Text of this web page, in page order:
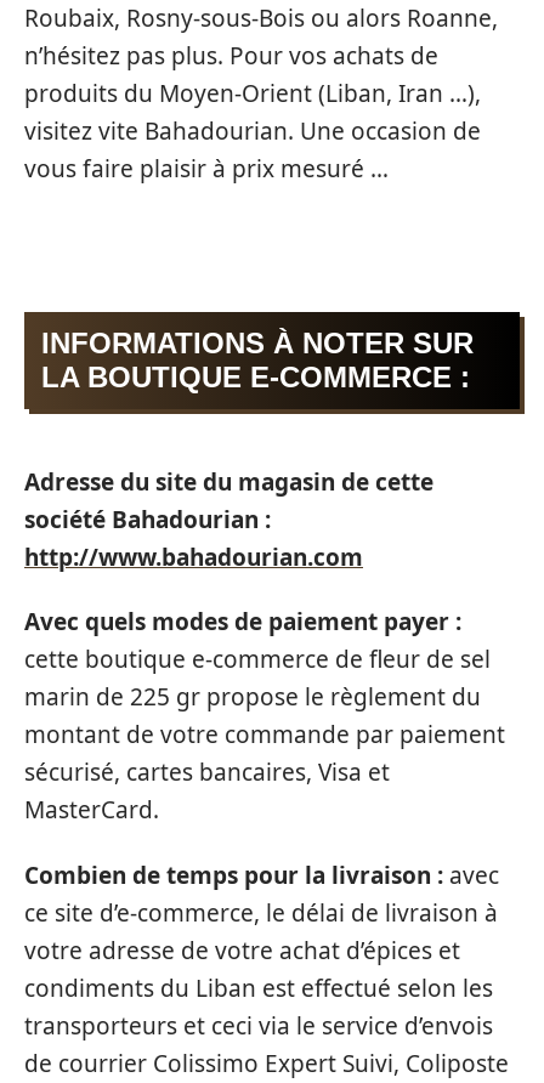
Roubaix, Rosny-sous-Bois ou alors Roanne,
n’hésitez pas plus. Pour vos achats de
produits du Moyen-Orient (Liban, Iran …),
visitez vite Bahadourian. Une occasion de
vous faire plaisir à prix mesuré …
INFORMATIONS À NOTER SUR
LA BOUTIQUE E-COMMERCE :
Adresse du site du magasin de cette
société Bahadourian :
http://www.bahadourian.com
Avec quels modes de paiement payer :
cette boutique e-commerce de fleur de sel
marin de 225 gr propose le règlement du
montant de votre commande par paiement
sécurisé, cartes bancaires, Visa et
MasterCard.
Combien de temps pour la livraison : avec
ce site d’e-commerce, le délai de livraison à
votre adresse de votre achat d’épices et
condiments du Liban est effectué selon les
transporteurs et ceci via le service d’envois
de courrier Colissimo Expert Suivi, Coliposte